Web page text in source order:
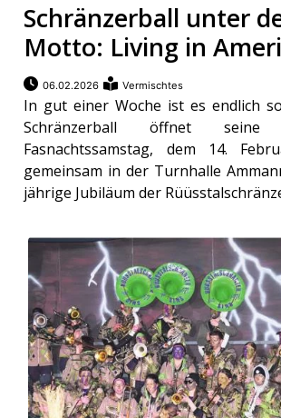
Schränzerball unter
Motto: Living in
06.02.2026 Vermischtes
In gut einer Woche ist es endlich
Schränzerball öffnet
Fasnachtssamstag, dem 14.
gemeinsam in der Turnhalle
jährige Jubiläum der